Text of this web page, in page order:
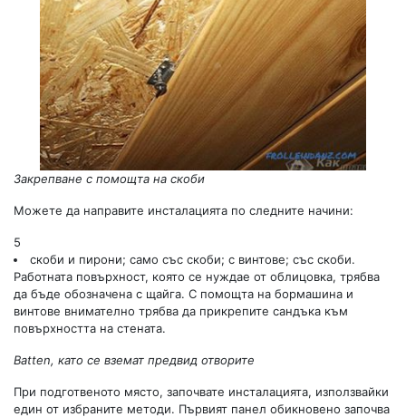
Закрепване с помощта на скоби
Можете да направите инсталацията по следните начини:
5
скоби и пирони; само със скоби; с винтове; със скоби.
Работната повърхност, която се нуждае от облицовка, трябва
да бъде обозначена с щайга. С помощта на бормашина и
винтове внимателно трябва да прикрепите сандъка към
повърхността на стената.
Batten, като се вземат предвид отворите
При подготвеното място, започвате инсталацията, използвайки
един от избраните методи. Първият панел обикновено започва